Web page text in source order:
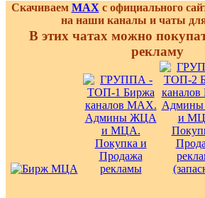
Скачиваем MAX с официального
на наши каналы и чаты
В этих чатах можно
рекламу